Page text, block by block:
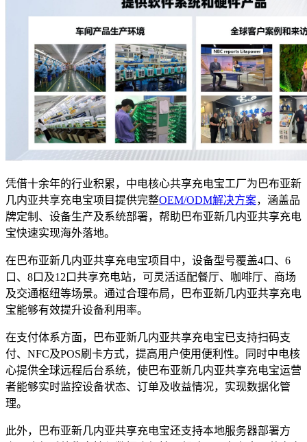
凭借十余年的行业积累，中电核心共享充电宝工厂为巴布亚新
几内亚共享充电宝项目提供完整OEM/ODM解决方案，涵盖品
牌定制、设备生产及系统部署，帮助巴布亚新几内亚共享充电
宝快速实现海外落地。
在巴布亚新几内亚共享充电宝项目中，设备型号覆盖4口、6
口、8口及12口共享充电站，可灵活适配餐厅、咖啡厅、商场
及交通枢纽等场景。通过合理布局，巴布亚新几内亚共享充电
宝能够有效提升设备利用率。
在支付体系方面，巴布亚新几内亚共享充电宝已支持扫码支
付、NFC及POS刷卡方式，提高用户使用便利性。同时中电核
心提供全球远程后台系统，使巴布亚新几内亚共享充电宝运营
者能够实时监控设备状态、订单及收益情况，实现数据化管
理。
此外，巴布亚新几内亚共享充电宝还支持本地服务器部署方